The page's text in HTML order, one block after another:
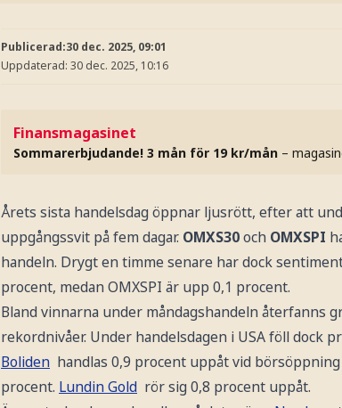
Publicerad:30 dec. 2025, 09:01
Uppdaterad: 30 dec. 2025, 10:16
Finansmagasinet
Sommarerbjudande! 3 mån för 19 kr/mån –
Årets sista handelsdag öppnar ljusrött, efter att
uppgångssvit på fem dagar. OMXS30och OMXSPI
handeln. Drygt en timme senare har dock
procent, medan OMXSPI är upp 0,1 procent.
Bland vinnarna under måndagshandeln återfanns
rekordnivåer. Under handelsdagen i USA föll dock
Boliden handlas 0,9 procent uppåt vid
procent. Lundin Gold rör sig 0,8 procent uppåt.